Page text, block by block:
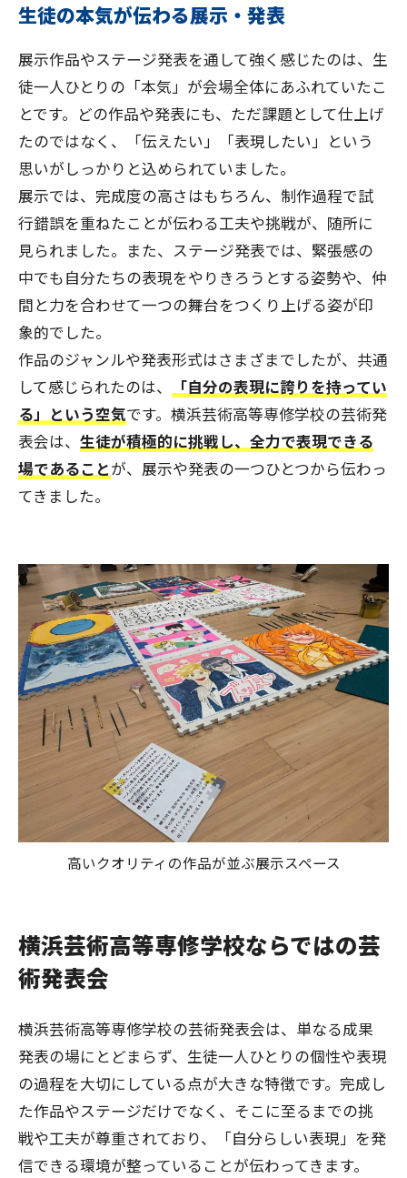
生徒の本気が伝わる展示・発表
展示作品やステージ発表を通して強く感じたのは、生
徒一人ひとりの「本気」が会場全体にあふれていたこ
とです。どの作品や発表にも、ただ課題として仕上げ
たのではなく、「伝えたい」「表現したい」という
思いがしっかりと込められていました。
展示では、完成度の高さはもちろん、制作過程で試
行錯誤を重ねたことが伝わる工夫や挑戦が、随所に
見られました。また、ステージ発表では、緊張感の
中でも自分たちの表現をやりきろうとする姿勢や、仲
間と力を合わせて一つの舞台をつくり上げる姿が印
象的でした。
作品のジャンルや発表形式はさまざまでしたが、共通
して感じられたのは、
「自分の表現に誇りを持ってい
る」という空気です。横浜芸術高等専修学校の芸術発
表会は、生徒が積極的に挑戦し、全力で表現できる
場であることが、展示や発表の一つひとつから伝わっ
てきました。
高いクオリティの作品が並ぶ展示スペース
横浜芸術高等専修学校ならではの芸
術発表会
横浜芸術高等専修学校の芸術発表会は、単なる成果
発表の場にとどまらず、生徒一人ひとりの個性や表現
の過程を大切にしている点が大きな特徴です。完成し
た作品やステージだけでなく、そこに至るまでの挑
戦や工夫が尊重されており、「自分らしい表現」を発
信できる環境が整っていることが伝わってきます。